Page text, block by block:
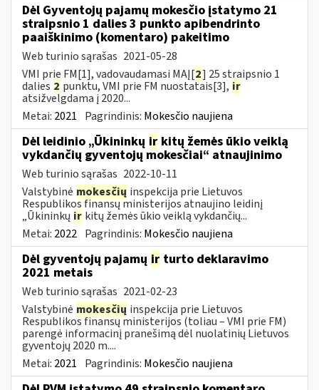
Dėl Gyventojų pajamų mokesčio įstatymo 21
straipsnio 1 dalies 3 punkto apibendrinto
paaiškinimo (komentaro) pakeitimo
Web turinio sąrašas 2021-05-28
VMI prie FM[1], vadovaudamasi MAĮ[2] 25 straipsnio 1
dalies 2 punktu, VMI prie FM nuostatais[3], ir
atsižvelgdama į 2020...
Metai: 2021 Pagrindinis: Mokesčio naujiena
Dėl leidinio „Ūkininkų ir kitų žemės ūkio veiklą
vykdančių gyventojų mokesčiai“ atnaujinimo
Web turinio sąrašas 2022-10-11
Valstybinė mokesčių inspekcija prie Lietuvos
Respublikos finansų ministerijos atnaujino leidinį
„Ūkininkų ir kitų žemės ūkio veiklą vykdančių...
Metai: 2022 Pagrindinis: Mokesčio naujiena
Dėl gyventojų pajamų ir turto deklaravimo
2021 metais
Web turinio sąrašas 2021-02-23
Valstybinė mokesčių inspekcija prie Lietuvos
Respublikos finansų ministerijos (toliau – VMI prie FM)
parengė informacinį pranešimą dėl nuolatinių Lietuvos
gyventojų 2020 m....
Metai: 2021 Pagrindinis: Mokesčio naujiena